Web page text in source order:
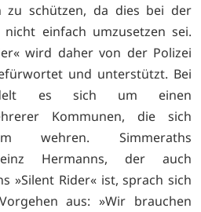
zu schützen, da dies bei der
nicht einfach umzusetzen sei.
wird daher von der Polizei
und unterstützt. Bei
es sich um einen
Kommunen, die sich
wehren. Simmeraths
Hermanns, der auch
»Silent Rider« ist, sprach sich
aus: »Wir brauchen